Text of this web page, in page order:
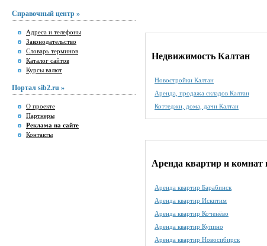
Справочный центр »
Адреса и телефоны
Законодательство
Словарь терминов
Каталог сайтов
Курсы валют
Портал sib2.ru »
О проекте
Партнеры
Реклама на сайте
Контакты
Недвижимость Калтан
Новостройки Калтан
Аренда, продажа складов Калтан
Коттеджи, дома, дачи Калтан
Аренда квартир и комнат
Аренда квартир Барабинск
Аренда квартир Искитим
Аренда квартир Коченёво
Аренда квартир Купино
Аренда квартир Новосибирск